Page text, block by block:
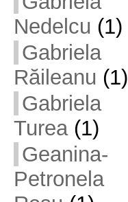
Nedelcu (1)
Gabriela
Răileanu (1)
Gabriela
Turea(1)
Geanina-
Petronela